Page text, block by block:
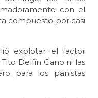
con el
compuesto por casi
explotar el factor
Delfín Cano ni las
para los panistas